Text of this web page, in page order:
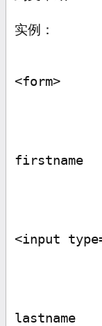
实例：
<form>
firstname
<input
lastname